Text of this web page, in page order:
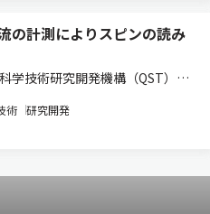
の計測によりスピンの読み
学技術研究開発機構（QST），
に存在する一つの電子スピンの
より発生する光電流の計測
術 研究開発